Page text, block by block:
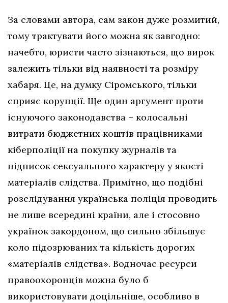
За словами автора, сам закон дуже розмитий,
тому трактувати його можна як завгодно:
начебто, юристи часто зізнаються, що вирок
залежить тільки від наявності та розміру
хабаря. Це, на думку Сіромського, тільки
сприяє корупції. Ще один аргумент проти
існуючого законодавства – колосальні
витрати бюджетних коштів працівниками
кіберполіції на покупку журналів та
підписок сексуального характеру у якості
матеріалів слідства. Примітно, що подібні
розслідування українська поліція проводить
не лише всередині країни, але і стосовно
українок закордоном, що сильно збільшує
коло підозрюваних та кількість дорогих
«матеріалів слідства». Водночас ресурси
правоохоронців можна було б
використовувати доцільніше, особливо в